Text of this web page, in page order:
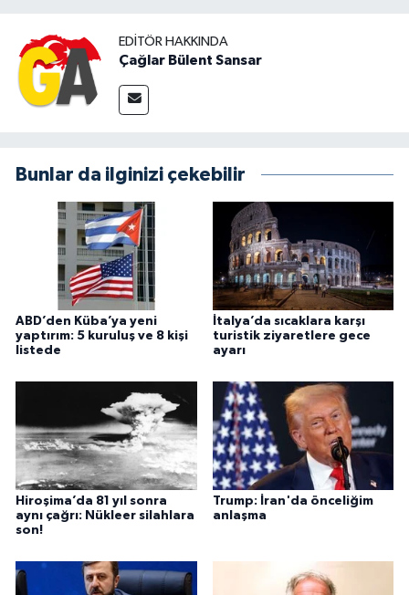
EDITÖR HAKKINDA
Çağlar Bülent Sansar
Bunlar da ilginizi çekebilir
ABD’den Küba’ya yeni
yaptırım: 5 kuruluş ve 8 kişi
listede
İtalya’da sıcaklara karşı
turistik ziyaretlere gece
ayarı
Hiroşima’da 81 yıl sonra
aynı çağrı: Nükleer silahlara
son!
Trump: İran'da önceliğim
anlaşma